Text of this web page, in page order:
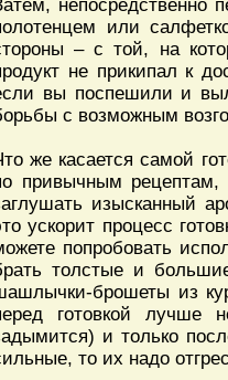
непосредственно
или
– с той, на
не прикипал к
вы поспешили и
с возможным
же касается самой
привычным рецептам,
изысканный
ускорит процесс
попробовать
толстые и
брошеты из
готовкой лучше
и только
то их надо